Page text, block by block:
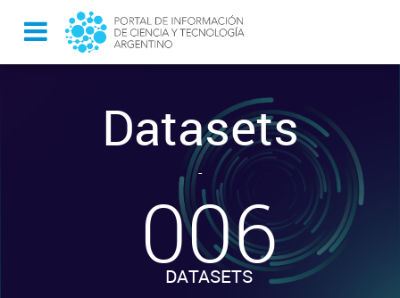
Datasets
-
006
DATASETS